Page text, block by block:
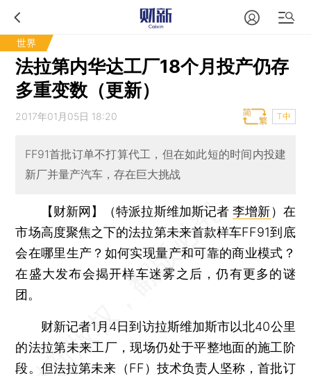
世界
法拉第内华达工厂18个月投产仍存
多重变数（更新）
2017年01月05日 18:20 T中
FF91首批订单不打算代工，但在如此短的时间内投建
新厂并量产汽车，存在巨大挑战
【财新网】（特派拉斯维加斯记者李增新） 在
市场高度聚焦之下的法拉第未来首款样车FF91到底
会在哪里生产？如何实现量产和可靠的商业模式？
在盛大发布会揭开样车迷雾之后，仍有更多的谜
团。
财新记者1月4日到访拉斯维加斯市以北40公里
的法拉第未来工厂，现场仍处于平整地面的施工阶
段。但法拉第未来（FF）技术负责人坚称，首批订